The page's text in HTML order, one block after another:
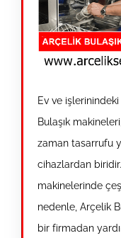
Ev ve işlerinindeki
Bulaşık
zaman tasarrufu
cihazlardan
makinelerinde
nedenle, Arçelik
bir firmadan